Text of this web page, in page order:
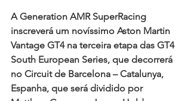
A Generation AMR SuperRacing
inscreverá um novíssimo Aston Martin
Vantage GT4 na terceira etapa das GT4
South European Series, que decorrerá
no Circuit de Barcelona – Catalunya,
Espanha, que será dividido por